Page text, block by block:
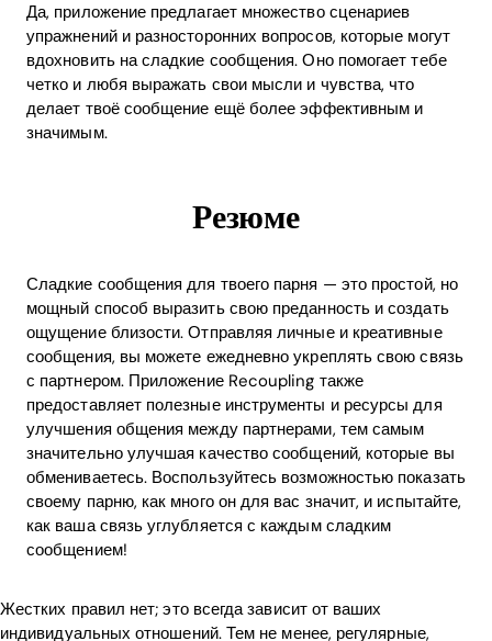
Да, приложение предлагает множество сценариев
упражнений и разносторонних вопросов, которые могут
вдохновить на сладкие сообщения. Оно помогает тебе
четко и любя выражать свои мысли и чувства, что
делает твоё сообщение ещё более эффективным и
значимым.
Резюме
Сладкие сообщения для твоего парня — это простой, но
мощный способ выразить свою преданность и создать
ощущение близости. Отправляя личные и креативные
сообщения, вы можете ежедневно укреплять свою связь
с партнером. Приложение Recoupling также
предоставляет полезные инструменты и ресурсы для
улучшения общения между партнерами, тем самым
значительно улучшая качество сообщений, которые вы
обмениваетесь. Воспользуйтесь возможностью показать
своему парню, как много он для вас значит, и испытайте,
как ваша связь углубляется с каждым сладким
сообщением!
Жестких правил нет; это всегда зависит от ваших
индивидуальных отношений. Тем не менее, регулярные,